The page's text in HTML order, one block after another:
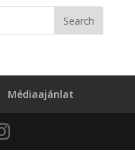
Médiaajánlat